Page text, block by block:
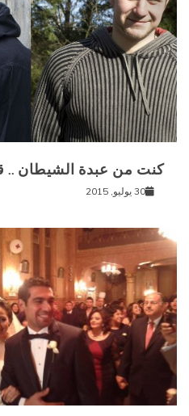
كنت من عبدة الشيطان ..
30 يوليو, 2015